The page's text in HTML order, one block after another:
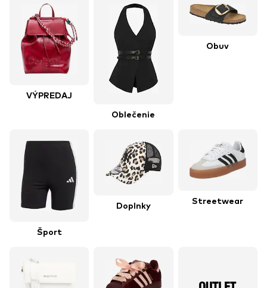
VÝPREDAJ
Oblečenie
Obuv
Šport
Doplnky Streetwear